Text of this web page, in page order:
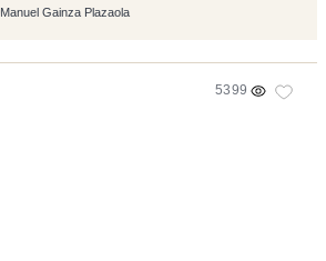
Manuel Gainza Plazaola
5399